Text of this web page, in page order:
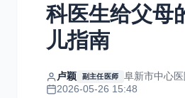
科医生给父母
儿指南
卢颖 副主任医师
阜新市中心
2026-05-26 15:48